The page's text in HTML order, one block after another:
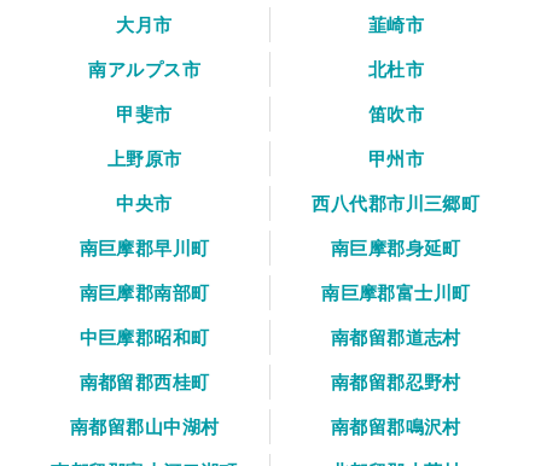
大月市
韮崎市
南アルプス市
北杜市
甲斐市
笛吹市
上野原市
甲州市
中央市
西八代郡市川三郷町
南巨摩郡早川町
南巨摩郡身延町
南巨摩郡南部町
南巨摩郡富士川町
中巨摩郡昭和町
南都留郡道志村
南都留郡西桂町
南都留郡忍野村
南都留郡山中湖村
南都留郡鳴沢村